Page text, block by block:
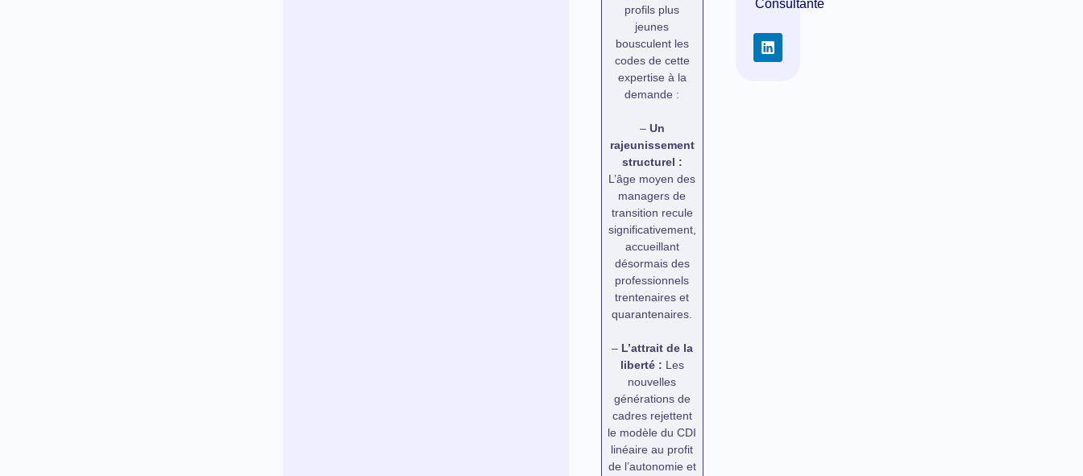
profils plus
jeunes
bousculent les
codes de cette
expertise à la
demande :
– Un
rajeunissement
structurel :
L’âge moyen des
managers de
transition recule
significativement,
accueillant
désormais des
professionnels
trentenaires et
quarantenaires.
– L’attrait de la
liberté : Les
nouvelles
générations de
cadres rejettent
le modèle du CDI
linéaire au profit
de l’autonomie et
Consultante